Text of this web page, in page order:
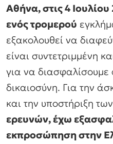
Αθήνα, στις 4
ενός τρομερού
εξακολουθεί να
είναι συντετριμμένη
για να διασφαλίσουμε
δικαιοσύνη. Για την
και την υποστήριξη
ερευνών, έχω
εκπροσώπηση στην